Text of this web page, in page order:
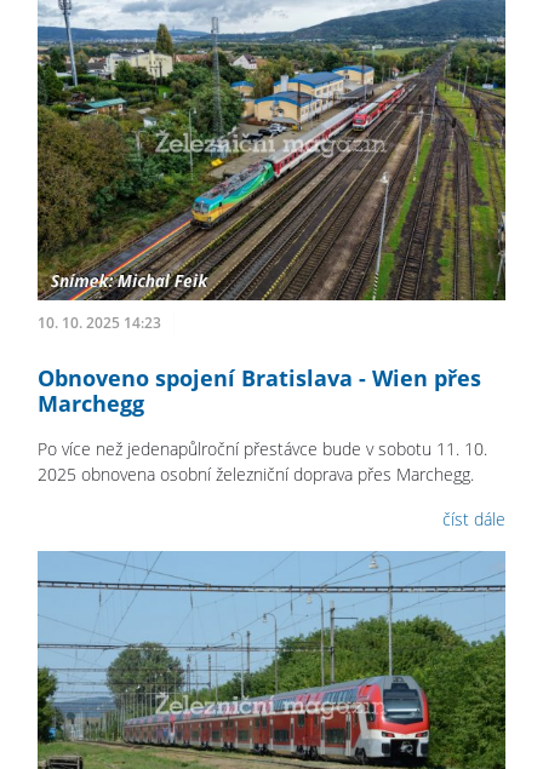
10. 10. 2025 14:23
Obnoveno spojení Bratislava - Wien přes
Marchegg
Po více než jedenapůlroční přestávce bude v sobotu 11. 10.
2025 obnovena osobní železniční doprava přes Marchegg.
číst dále